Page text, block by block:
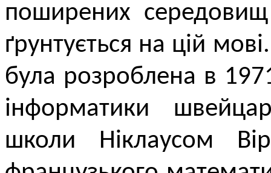
поширених
ґрунтується на цій
була розроблена в
інформатики
школи Ніклаусом